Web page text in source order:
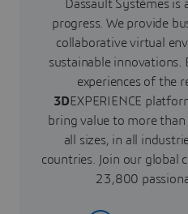
Dassault Systèmes
progress. We provide
collaborative virtual
sustainable
experiences of the
3DEXPERIENCE
bring value to more
all sizes, in all
countries. Join our global
23,800